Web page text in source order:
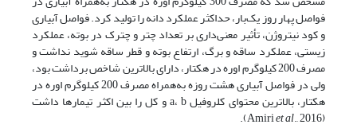
فواصل پهار روز یک‌بار، حداکثر عملکرد دانه را تولید کرد. فواصل آبیاری
و کود نیتروژن، تأثیر معنی‌داری بر تعداد چتر و چترک در بوته، عملکرد
زیستی، عملکرد ساقه و برگ، ارتفاع بوته و قطر ساقه شوید نداشت و
مصرف 200 کیلوگرم اوره در هکتار، دارای بالاترین شاخص برداشت بود،
ولی در فواصل آبیاری هشت روزه به‌همراه مصرف 200 کیلوگرم اوره در
هکتار، بالاترین محتوای کلروفیل a، b و کل را بین اکثر تیمارها داشت
(Amiri
etal., 2016).